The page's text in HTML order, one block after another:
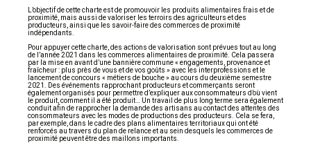
L’objectif de cette charte est de promouvoir les produits alimentaires frais et de
proximité, mais aussi de valoriser les terroirs des agriculteurs et des
producteurs, ainsi que les savoir-faire des commerces de proximité
indépendants.
Pour appuyer cette charte, des actions de valorisation sont prévues tout au long
de l’année 2021 dans les commerces alimentaires de proximité. Cela passera
par la mise en avant d’une bannière commune « engagements, provenance et
fraîcheur : plus près de vous et de vos goûts » avec les interprofessions et le
lancement de concours « métiers de bouche » au cours du deuxième semestre
2021. Des événements rapprochant producteurs et commerçants seront
également organisés pour permettre d’expliquer aux consommateurs d’où vient
le produit, comment il a été produit… Un travail de plus long terme sera également
conduit afin de rapprocher la demande des artisans au contact des attentes des
consommateurs avec les modes de productions des producteurs. Cela se fera,
par exemple, dans le cadre des plans alimentaires territoriaux qui ont été
renforcés au travers du plan de relance et au sein desquels les commerces de
proximité peuvent être des maillons importants.